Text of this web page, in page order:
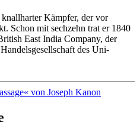
Kämp­fer, der vor
Schon mit sech­zehn trat er 1840
East India Com­pany, der
des Uni­